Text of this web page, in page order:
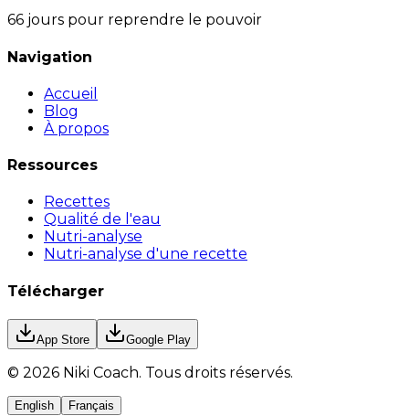
66 jours pour reprendre le pouvoir
Navigation
Accueil
Blog
À propos
Ressources
Recettes
Qualité de l'eau
Nutri-analyse
Nutri-analyse d'une recette
Télécharger
App Store Google Play
© 2026 Niki Coach. Tous droits réservés.
English Français